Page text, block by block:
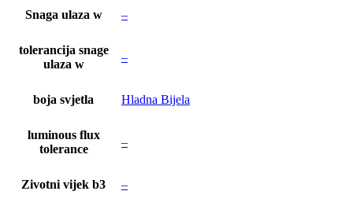
Snaga ulaza w –
tolerancija snage
ulaza w
–
boja svjetla Hladna Bijela
luminous flux
tolerance
–
Zivotni vijek b3 –